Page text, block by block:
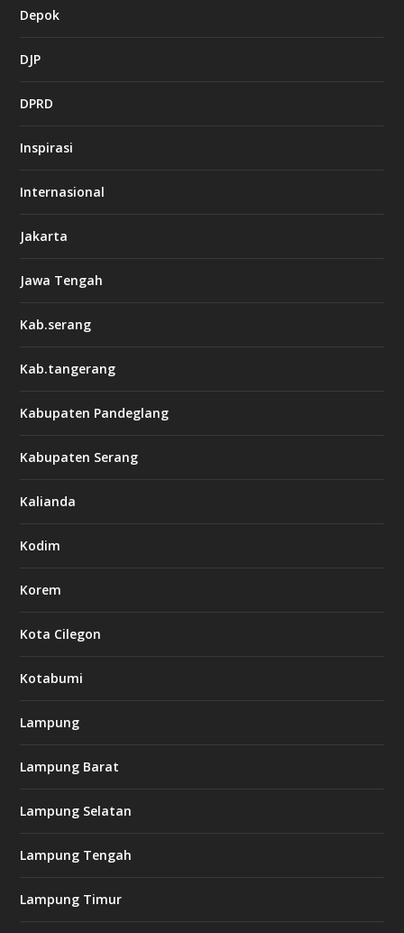
Depok
DJP
DPRD
Inspirasi
Internasional
Jakarta
Jawa Tengah
Kab.serang
Kab.tangerang
Kabupaten Pandeglang
Kabupaten Serang
Kalianda
Kodim
Korem
Kota Cilegon
Kotabumi
Lampung
Lampung Barat
Lampung Selatan
Lampung Tengah
Lampung Timur